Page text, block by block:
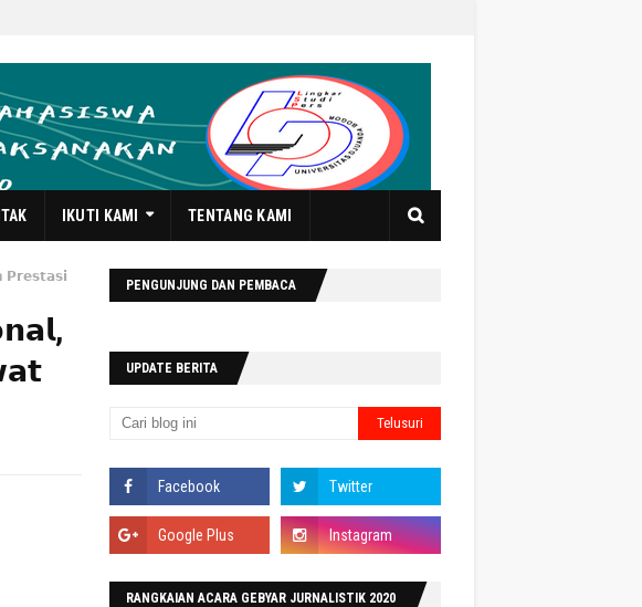
IKUTI KAMI TENTANG KAMI
𝗣𝗿𝗲𝘀𝘁𝗮𝘀𝗶
PENGUNJUNG DAN PEMBACA
UPDATE BERITA
RANGKAIAN ACARA GEBYAR JURNALISTIK 2020